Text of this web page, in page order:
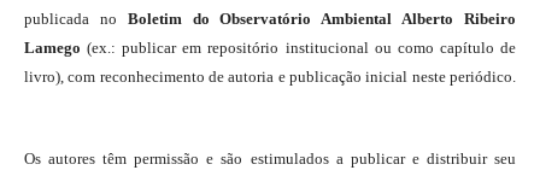
publicada no Boletim do Observatório Ambiental Alberto Ribeiro
Lamego (ex.: publicar em repositório institucional ou como capítulo de
livro), com reconhecimento de autoria e publicação inicial neste periódico.
Os autores têm permissão e são estimulados a publicar e distribuir seu